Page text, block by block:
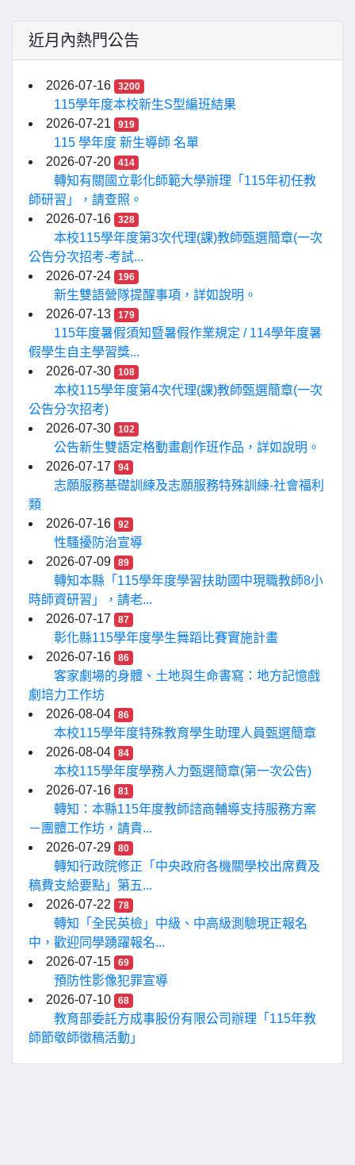
近月內熱門公告
2026-07-16 3200
115學年度本校新生S型編班結果
2026-07-21
919
115 學年度 新生導師 名單
2026-07-20
414
轉知有關國立彰化師範大學辦理「115年初任教
師研習」，請查照。
2026-07-16
328
本校115學年度第3次代理(課)教師甄選簡章(一次
公告分次招考-考試...
2026-07-24
196
新生雙語營隊提醒事項，詳如說明。
2026-07-13
179
115年度暑假須知暨暑假作業規定 / 114學年度暑
假學生自主學習獎...
2026-07-30
108
本校115學年度第4次代理(課)教師甄選簡章(一次
公告分次招考)
2026-07-30
102
公告新生雙語定格動畫創作班作品，詳如說明。
2026-07-17
94
志願服務基礎訓練及志願服務特殊訓練-社會福利
類
2026-07-16
92
性騷擾防治宣導
2026-07-09
89
轉知本縣「115學年度學習扶助國中現職教師8小
時師資研習」，請老...
2026-07-17
87
彰化縣115學年度學生舞蹈比賽實施計畫
2026-07-16
86
客家劇場的身體、土地與生命書寫：地方記憶戲
劇培力工作坊
2026-08-04
86
本校115學年度特殊教育學生助理人員甄選簡章
2026-08-04
84
本校115學年度學務人力甄選簡章(第一次公告)
2026-07-16
81
轉知：本縣115年度教師諮商輔導支持服務方案
－團體工作坊，請貴...
2026-07-29
80
轉知行政院修正「中央政府各機關學校出席費及
稿費支給要點」第五...
2026-07-22
78
轉知「全民英檢」中級、中高級測驗現正報名
中，歡迎同學踴躍報名...
2026-07-15
69
預防性影像犯罪宣導
2026-07-10
68
教育部委託方成事股份有限公司辦理「115年教
師節敬師徵稿活動」